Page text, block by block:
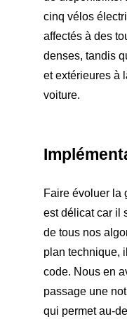
cinq vélos
affectés à des
denses, tandis
et extérieures à
voiture.
Faire évoluer la
est délicat car il
de tous nos
plan technique,
code. Nous en
passage une
qui permet au-